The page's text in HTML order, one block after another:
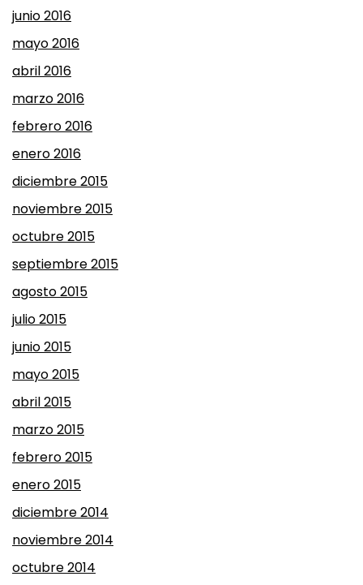
junio 2016
mayo 2016
abril 2016
marzo 2016
febrero 2016
enero 2016
diciembre 2015
noviembre 2015
octubre 2015
septiembre 2015
agosto 2015
julio 2015
junio 2015
mayo 2015
abril 2015
marzo 2015
febrero 2015
enero 2015
diciembre 2014
noviembre 2014
octubre 2014